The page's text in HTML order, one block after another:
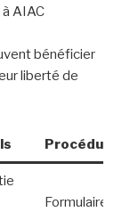
AIAC
bénéficier
liberté de
Procédures
Formulaire de